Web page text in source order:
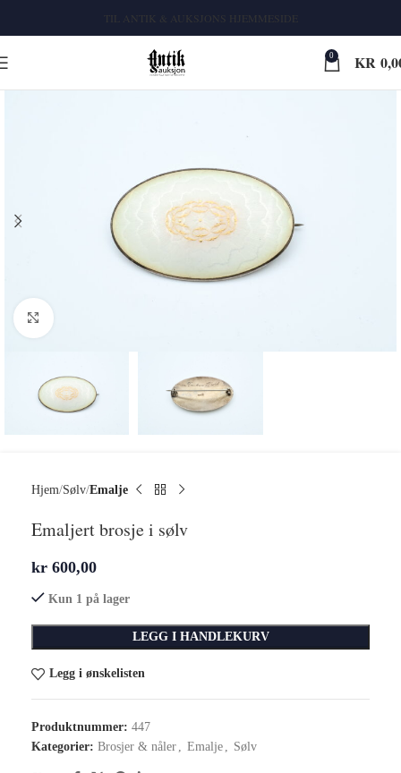
TIL ANTIK & AUKSJONS HJEMMESIDE
0 KR
Hjem Sølv Emalje
Emaljert brosje i sølv
kr 600,00
Kun 1 på lager
LEGG I HANDLEKURV
Legg i ønskelisten
Produktnummer: 447
Kategorier: Brosjer & nåler Emalje Sølv